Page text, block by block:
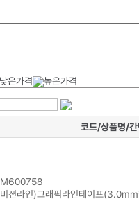
코드/상품명/간
M600758
비젼라인)그래픽라인테이프